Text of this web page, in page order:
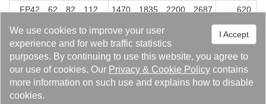
I Accept
We use cookies to improve your user
experience and for web traffic statistics
purposes. By continuing to use this website, you agree to
our use of cookies. Our Privacy & Cookie Policy contains
more information on such use and explains how to disable
cookies.
FP42、62、82、112
1470、1835、2200、2687
620
FP405
1380
760
FP70、100、130
1740、2100、2460
760
FP81、120、160、190
1930、2320、2710、3100
980
FP150、200、250、300
2500、2855、3211、3567 1370